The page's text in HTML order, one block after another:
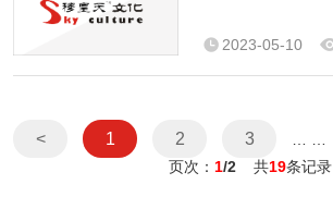
2023-05-10
< 1 2 3
页次： 1/2 共19条记录